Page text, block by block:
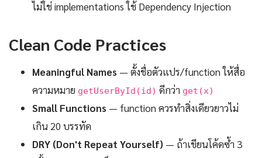
ไม่ใช่ implementations ใช้ Dependency Injection
Clean Code Practices
Meaningful Names — ตั้งชื่อตัวแปร/function ให้สื่อ
ความหมาย getUserById(id) ดีกว่า get(x)
Small Functions — function ควรทำสิ่งเดียวยาวไม่
เกิน 20 บรรทัด
DRY (Don't Repeat Yourself) — ถ้าเขียนโค้ดซ้ำ 3